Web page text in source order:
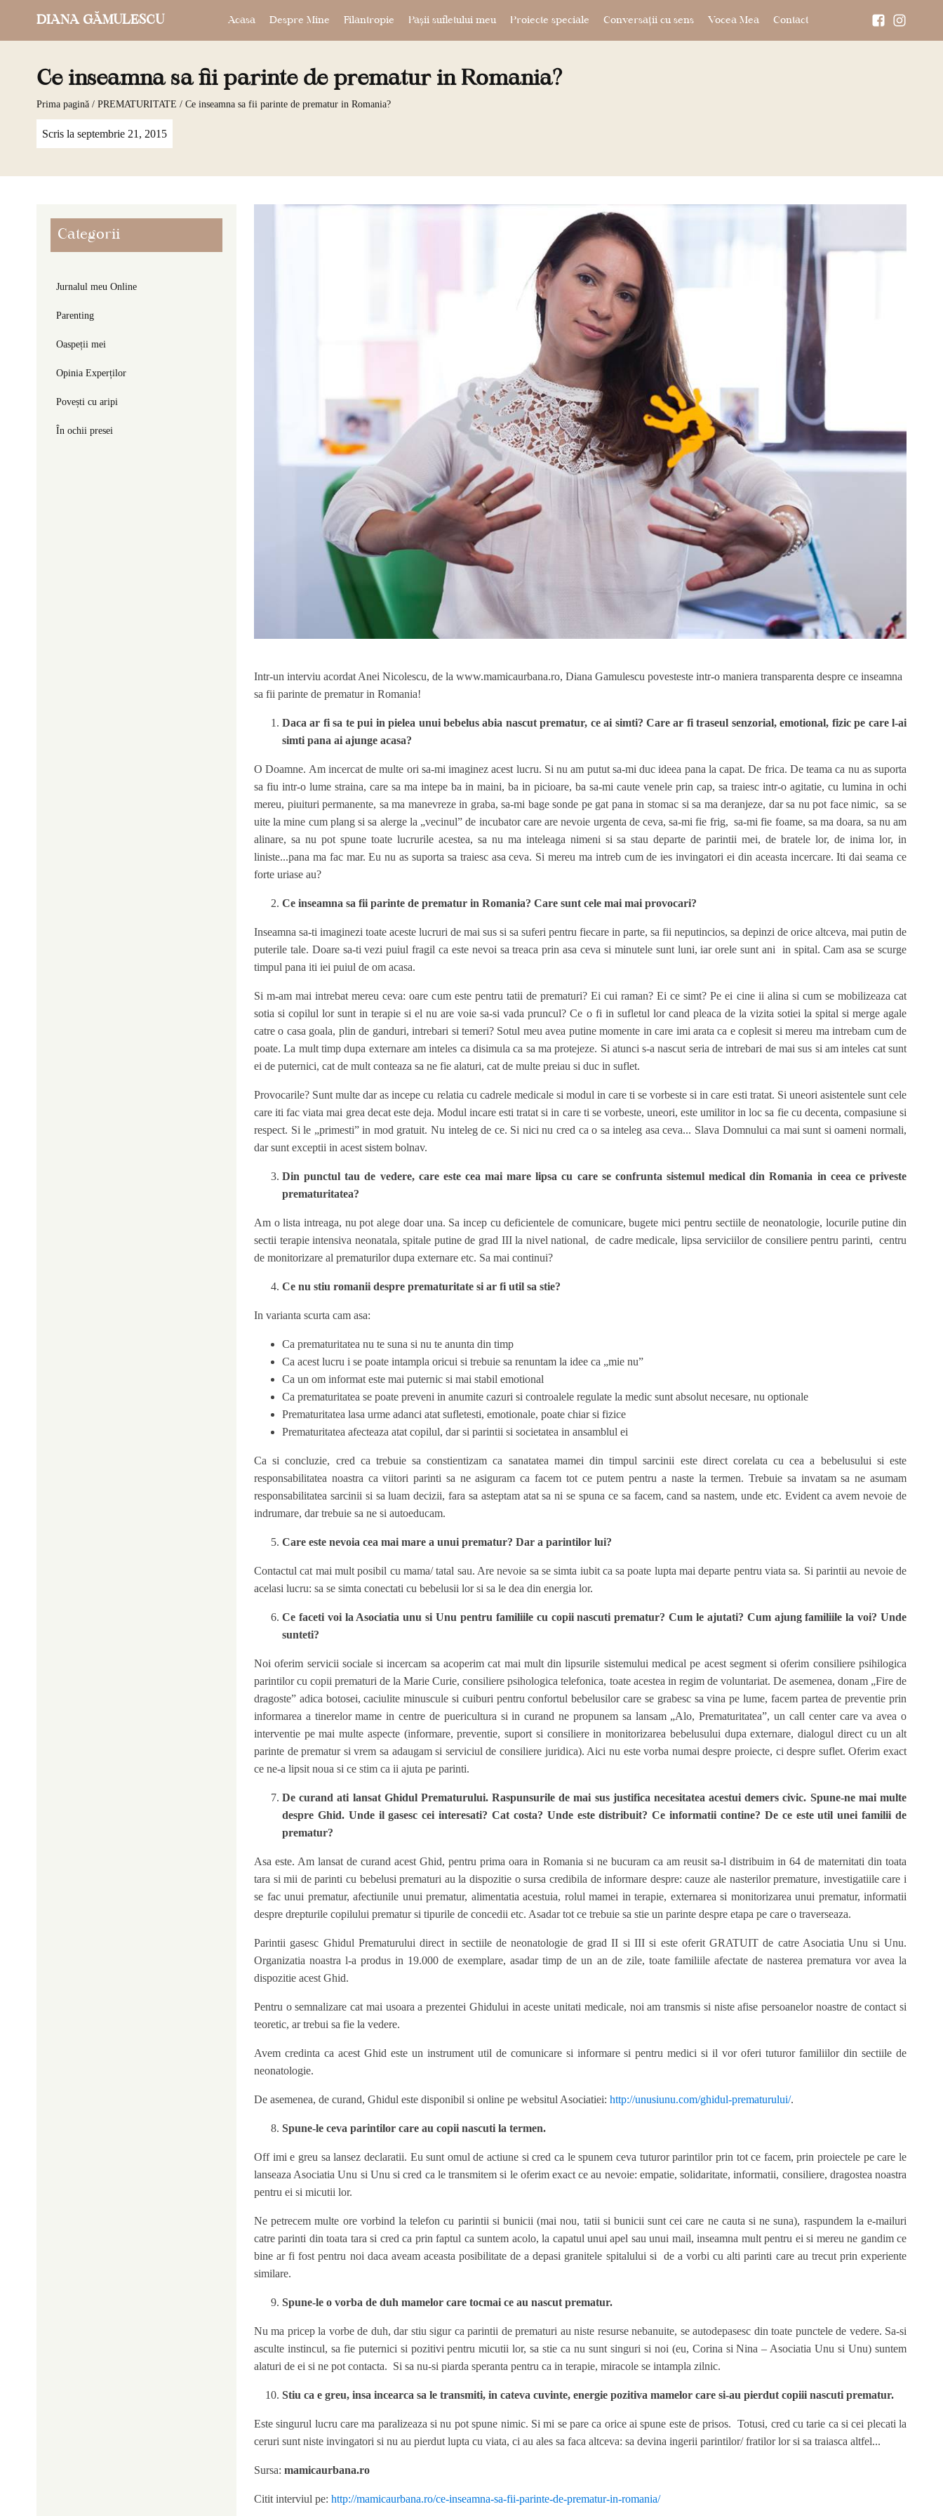
DIANA GĂMULESCU Acasa Despre Mine Filantropie Pașii sufletului meu Proiecte speciale Conversații cu sens Vocea Mea Contact
Ce inseamna sa fii parinte de prematur in Romania?
Prima pagină / PREMATURITATE / Ce inseamna sa fii parinte de prematur in Romania?
Scris la septembrie 21, 2015
Categorii
Jurnalul meu Online
Parenting
Oaspeții mei
Opinia Experților
Povești cu aripi
În ochii presei
Intr-un interviu acordat Anei Nicolescu, de la www.mamicaurbana.ro, Diana Gamulescu povesteste intr-o maniera transparenta despre ce inseamna
sa fii parinte de prematur in Romania!
Daca ar fi sa te pui in pielea unui bebelus abia nascut prematur, ce ai simti? Care ar fi traseul senzorial, emotional, fizic pe care l-ai
simti pana ai ajunge acasa?
O Doamne. Am incercat de multe ori sa-mi imaginez acest lucru. Si nu am putut sa-mi duc ideea pana la capat. De frica. De teama ca nu as suporta
sa fiu intr-o lume straina, care sa ma intepe ba in maini, ba in picioare, ba sa-mi caute venele prin cap, sa traiesc intr-o agitatie, cu lumina in ochi
mereu, piuituri permanente, sa ma manevreze in graba, sa-mi bage sonde pe gat pana in stomac si sa ma deranjeze, dar sa nu pot face nimic, sa se
uite la mine cum plang si sa alerge la „vecinul” de incubator care are nevoie urgenta de ceva, sa-mi fie frig, sa-mi fie foame, sa ma doara, sa nu am
alinare, sa nu pot spune toate lucrurile acestea, sa nu ma inteleaga nimeni si sa stau departe de parintii mei, de bratele lor, de inima lor, in
liniste...pana ma fac mar. Eu nu as suporta sa traiesc asa ceva. Si mereu ma intreb cum de ies invingatori ei din aceasta incercare. Iti dai seama ce
forte uriase au?
Ce inseamna sa fii parinte de prematur in Romania? Care sunt cele mai mai provocari?
Inseamna sa-ti imaginezi toate aceste lucruri de mai sus si sa suferi pentru fiecare in parte, sa fii neputincios, sa depinzi de orice altceva, mai putin de
puterile tale. Doare sa-ti vezi puiul fragil ca este nevoi sa treaca prin asa ceva si minutele sunt luni, iar orele sunt ani in spital. Cam asa se scurge
timpul pana iti iei puiul de om acasa.
Si m-am mai intrebat mereu ceva: oare cum este pentru tatii de prematuri? Ei cui raman? Ei ce simt? Pe ei cine ii alina si cum se mobilizeaza cat
sotia si copilul lor sunt in terapie si el nu are voie sa-si vada pruncul? Ce o fi in sufletul lor cand pleaca de la vizita sotiei la spital si merge agale
catre o casa goala, plin de ganduri, intrebari si temeri? Sotul meu avea putine momente in care imi arata ca e coplesit si mereu ma intrebam cum de
poate. La mult timp dupa externare am inteles ca disimula ca sa ma protejeze. Si atunci s-a nascut seria de intrebari de mai sus si am inteles cat sunt
ei de puternici, cat de mult conteaza sa ne fie alaturi, cat de multe preiau si duc in suflet.
Provocarile? Sunt multe dar as incepe cu relatia cu cadrele medicale si modul in care ti se vorbeste si in care esti tratat. Si uneori asistentele sunt cele
care iti fac viata mai grea decat este deja. Modul incare esti tratat si in care ti se vorbeste, uneori, este umilitor in loc sa fie cu decenta, compasiune si
respect. Si le „primesti” in mod gratuit. Nu inteleg de ce. Si nici nu cred ca o sa inteleg asa ceva... Slava Domnului ca mai sunt si oameni normali,
dar sunt exceptii in acest sistem bolnav.
Din punctul tau de vedere, care este cea mai mare lipsa cu care se confrunta sistemul medical din Romania in ceea ce priveste
prematuritatea?
Am o lista intreaga, nu pot alege doar una. Sa incep cu deficientele de comunicare, bugete mici pentru sectiile de neonatologie, locurile putine din
sectii terapie intensiva neonatala, spitale putine de grad III la nivel national, de cadre medicale, lipsa serviciilor de consiliere pentru parinti, centru
de monitorizare al prematurilor dupa externare etc. Sa mai continui?
Ce nu stiu romanii despre prematuritate si ar fi util sa stie?
In varianta scurta cam asa:
Ca prematuritatea nu te suna si nu te anunta din timp
Ca acest lucru i se poate intampla oricui si trebuie sa renuntam la idee ca „mie nu”
Ca un om informat este mai puternic si mai stabil emotional
Ca prematuritatea se poate preveni in anumite cazuri si controalele regulate la medic sunt absolut necesare, nu optionale
Prematuritatea lasa urme adanci atat sufletesti, emotionale, poate chiar si fizice
Prematuritatea afecteaza atat copilul, dar si parintii si societatea in ansamblul ei
Ca si concluzie, cred ca trebuie sa constientizam ca sanatatea mamei din timpul sarcinii este direct corelata cu cea a bebelusului si este
responsabilitatea noastra ca viitori parinti sa ne asiguram ca facem tot ce putem pentru a naste la termen. Trebuie sa invatam sa ne asumam
responsabilitatea sarcinii si sa luam decizii, fara sa asteptam atat sa ni se spuna ce sa facem, cand sa nastem, unde etc. Evident ca avem nevoie de
indrumare, dar trebuie sa ne si autoeducam.
Care este nevoia cea mai mare a unui prematur? Dar a parintilor lui?
Contactul cat mai mult posibil cu mama/ tatal sau. Are nevoie sa se simta iubit ca sa poate lupta mai departe pentru viata sa. Si parintii au nevoie de
acelasi lucru: sa se simta conectati cu bebelusii lor si sa le dea din energia lor.
Ce faceti voi la Asociatia unu si Unu pentru familiile cu copii nascuti prematur? Cum le ajutati? Cum ajung familiile la voi? Unde
sunteti?
Noi oferim servicii sociale si incercam sa acoperim cat mai mult din lipsurile sistemului medical pe acest segment si oferim consiliere psihilogica
parintilor cu copii prematuri de la Marie Curie, consiliere psihologica telefonica, toate acestea in regim de voluntariat. De asemenea, donam „Fire de
dragoste” adica botosei, caciulite minuscule si cuiburi pentru confortul bebelusilor care se grabesc sa vina pe lume, facem partea de preventie prin
informarea a tinerelor mame in centre de puericultura si in curand ne propunem sa lansam „Alo, Prematuritatea”, un call center care va avea o
interventie pe mai multe aspecte (informare, preventie, suport si consiliere in monitorizarea bebelusului dupa externare, dialogul direct cu un alt
parinte de prematur si vrem sa adaugam si serviciul de consiliere juridica). Aici nu este vorba numai despre proiecte, ci despre suflet. Oferim exact
ce ne-a lipsit noua si ce stim ca ii ajuta pe parinti.
De curand ati lansat Ghidul Prematurului. Raspunsurile de mai sus justifica necesitatea acestui demers civic. Spune-ne mai multe
despre Ghid. Unde il gasesc cei interesati? Cat costa? Unde este distribuit? Ce informatii contine? De ce este util unei familii de
prematur?
Asa este. Am lansat de curand acest Ghid, pentru prima oara in Romania si ne bucuram ca am reusit sa-l distribuim in 64 de maternitati din toata
tara si mii de parinti cu bebelusi prematuri au la dispozitie o sursa credibila de informare despre: cauze ale nasterilor premature, investigatiile care i
se fac unui prematur, afectiunile unui prematur, alimentatia acestuia, rolul mamei in terapie, externarea si monitorizarea unui prematur, informatii
despre drepturile copilului prematur si tipurile de concedii etc. Asadar tot ce trebuie sa stie un parinte despre etapa pe care o traverseaza.
Parintii gasesc Ghidul Prematurului direct in sectiile de neonatologie de grad II si III si este oferit GRATUIT de catre Asociatia Unu si Unu.
Organizatia noastra l-a produs in 19.000 de exemplare, asadar timp de un an de zile, toate familiile afectate de nasterea prematura vor avea la
dispozitie acest Ghid.
Pentru o semnalizare cat mai usoara a prezentei Ghidului in aceste unitati medicale, noi am transmis si niste afise persoanelor noastre de contact si
teoretic, ar trebui sa fie la vedere.
Avem credinta ca acest Ghid este un instrument util de comunicare si informare si pentru medici si il vor oferi tuturor familiilor din sectiile de
neonatologie.
De asemenea, de curand, Ghidul este disponibil si online pe websitul Asociatiei: http://unusiunu.com/ghidul-prematurului/.
Spune-le ceva parintilor care au copii nascuti la termen.
Off imi e greu sa lansez declaratii. Eu sunt omul de actiune si cred ca le spunem ceva tuturor parintilor prin tot ce facem, prin proiectele pe care le
lanseaza Asociatia Unu si Unu si cred ca le transmitem si le oferim exact ce au nevoie: empatie, solidaritate, informatii, consiliere, dragostea noastra
pentru ei si micutii lor.
Ne petrecem multe ore vorbind la telefon cu parintii si bunicii (mai nou, tatii si bunicii sunt cei care ne cauta si ne suna), raspundem la e-mailuri
catre parinti din toata tara si cred ca prin faptul ca suntem acolo, la capatul unui apel sau unui mail, inseamna mult pentru ei si mereu ne gandim ce
bine ar fi fost pentru noi daca aveam aceasta posibilitate de a depasi granitele spitalului si de a vorbi cu alti parinti care au trecut prin experiente
similare.
Spune-le o vorba de duh mamelor care tocmai ce au nascut prematur.
Nu ma pricep la vorbe de duh, dar stiu sigur ca parintii de prematuri au niste resurse nebanuite, se autodepasesc din toate punctele de vedere. Sa-si
asculte instincul, sa fie puternici si pozitivi pentru micutii lor, sa stie ca nu sunt singuri si noi (eu, Corina si Nina – Asociatia Unu si Unu) suntem
alaturi de ei si ne pot contacta. Si sa nu-si piarda speranta pentru ca in terapie, miracole se intampla zilnic.
Stiu ca e greu, insa incearca sa le transmiti, in cateva cuvinte, energie pozitiva mamelor care si-au pierdut copiii nascuti prematur.
Este singurul lucru care ma paralizeaza si nu pot spune nimic. Si mi se pare ca orice ai spune este de prisos. Totusi, cred cu tarie ca si cei plecati la
ceruri sunt niste invingatori si nu au pierdut lupta cu viata, ci au ales sa faca altceva: sa devina ingerii parintilor/ fratilor lor si sa traiasca altfel...
Sursa: mamicaurbana.ro
Citit interviul pe: http://mamicaurbana.ro/ce-inseamna-sa-fii-parinte-de-prematur-in-romania/